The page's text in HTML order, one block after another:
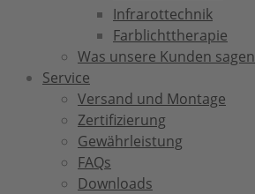
Infrarottechnik
Farblichttherapie
Was unsere Kunden sagen
Service
Versand und Montage
Zertifizierung
Gewährleistung
FAQs
Downloads